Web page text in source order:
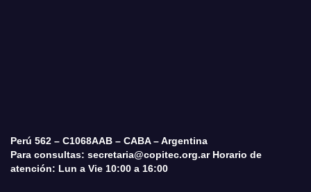
Perú 562 – C1068AAB – CABA – Argentina
Para consultas: secretaria@copitec.org.ar Horario de
atención: Lun a Vie 10:00 a 16:00